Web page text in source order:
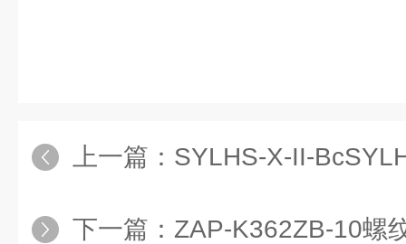
上一篇： SYLHS-X-II-
下一篇： ZAP-K362ZB-10螺